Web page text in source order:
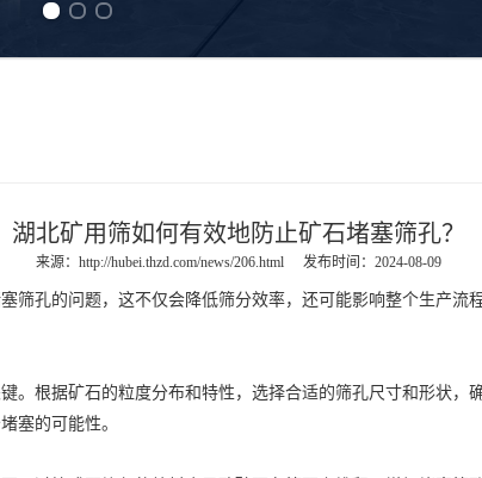
湖北矿用筛如何有效地防止矿石堵塞筛孔？
来源： http://hubei.thzd.com/news/206.html 发布时间：2024-08-09
孔的问题，这不仅会降低筛分效率，还可能影响整个生产流
根据矿石的粒度分布和特性，选择合适的筛孔尺寸和形状，
塞的可能性。